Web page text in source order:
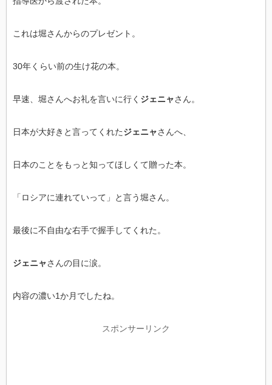
これは堀さんからのプレゼント。
30年くらい前の生け花の本。
早速、堀さんへお礼を言いに行く ジェニャさん。
日本が大好きと言ってくれたジェニャさんへ、
日本のことをもっと知ってほしくて贈った本。
「ロシアに連れていって」と言う堀さん。
最後に不自由な右手で握手してくれた。
ジェニャさんの目に涙。
内容の濃い1か月でしたね。
スポンサーリンク